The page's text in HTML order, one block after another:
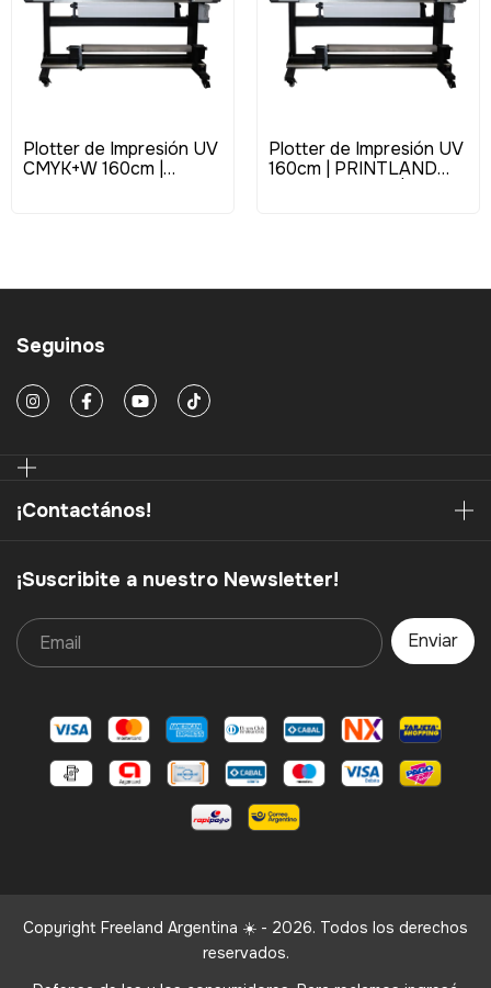
Plotter de Impresión UV
CMYK+W 160cm |
Plotter de Impresión UV
160cm | PRINTLAND
Seguinos
¡Contactános!
¡Suscribite a nuestro Newsletter!
Copyright Freeland Argentina ☀️ - 2026. Todos los derechos
reservados.